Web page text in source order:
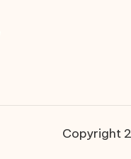
Copyright